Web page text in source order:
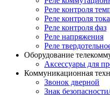
Реле контроля
Реле контроля тока
Реле контроля фаз
Реле напряжения
Реле
Оборудование
Аксессуары для
Коммуникационная
Звонок дверной
Знак